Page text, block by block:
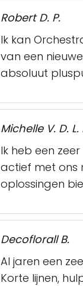
Robert D. P.
Ik kan
van een
absoluut
Michelle V. D. L.
Ik heb een
actief met ons
oplossingen
Decoflorall B.
Al jaren een
Korte lijnen,